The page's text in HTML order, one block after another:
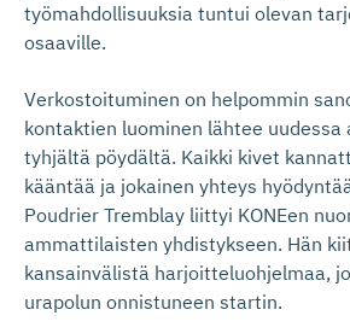
työmahdollisuuksia tuntui olevan
osaaville.
Verkostoituminen on helpommin
kontaktien luominen lähtee uudessa
tyhjältä pöydältä. Kaikki kivet
kääntää ja jokainen yhteys
Poudrier Tremblay liittyi KONEen
ammattilaisten yhdistykseen. Hän
kansainvälistä harjoitteluohjelmaa,
urapolun onnistuneen startin.